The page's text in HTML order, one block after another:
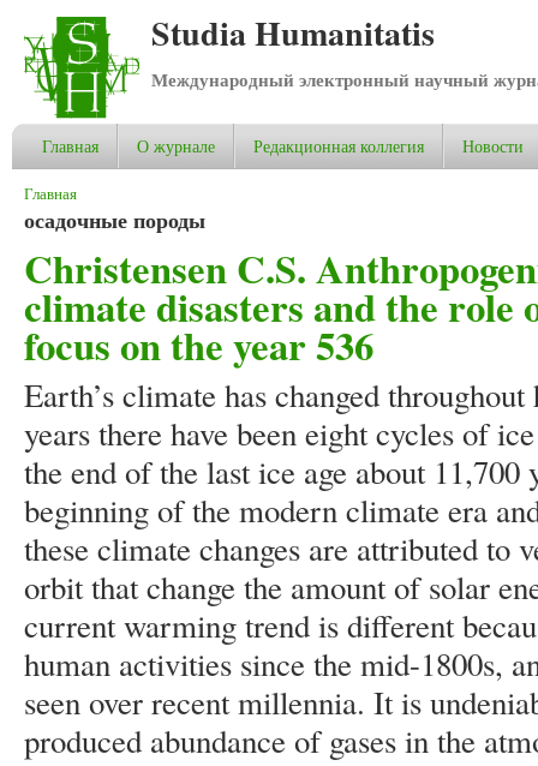
Studia Humanitatis
Международный электронный научный
Главная О журнале Редакционная коллегия Новости
Вы здесь
Главная
осадочные породы
Christensen C.S.
climate disasters and the
focus on the year 536
Earth’s climate has changed
years there have been eight cycles of
the end of the last ice age about 11,700
beginning of the modern climate era
these climate changes are attributed to
orbit that change the amount of solar
current warming trend is different
human activities since the mid-1800s,
seen over recent millennia. It is
produced abundance of gases in the